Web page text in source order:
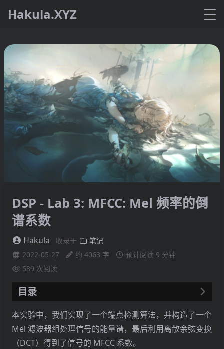
Hakula.XYZ
DSP - Lab 3: MFCC: Mel 频率的倒
谱系数
Hakula 收录于
笔记
2022-05-27
约 4063 字
预计阅读 9 分钟
539 次阅读
目录
实验简介
实验报告
1 预加重
本实验中，我们实现了一个端点检测算法，并构造了一个
Mel 滤波器组处理信号的能量谱，最后利用离散余弦变换
（DCT）得到了信号的 MFCC 系数。